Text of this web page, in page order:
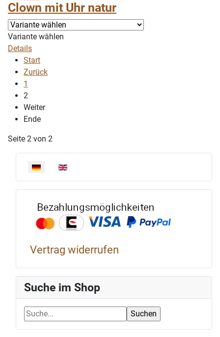
Sprache auswählen
Vertrag widerrufen
Suche im Shop
Clown mit Uhr natur
Variante wählen
Details
Start
Zurück
1
2
Weiter
Ende
Seite 2 von 2